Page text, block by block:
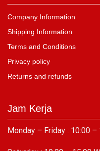
Company Information
Shipping Information
Terms and Conditions
Privacy policy
Returns and refunds
Jam Kerja
Monday – Friday : 10:00 –